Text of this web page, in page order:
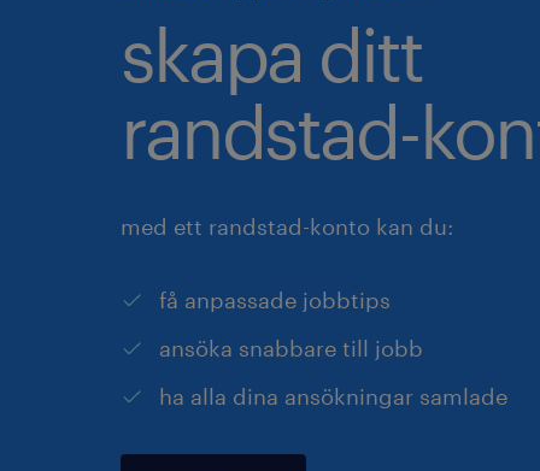
skapa ditt
randstad-
med ett randstad-konto kan du:
få anpassade jobbtips
ansöka snabbare till jobb
ha alla dina ansökningar samlade